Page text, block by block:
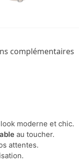
complémentaires
moderne et chic.
au toucher.
attentes.